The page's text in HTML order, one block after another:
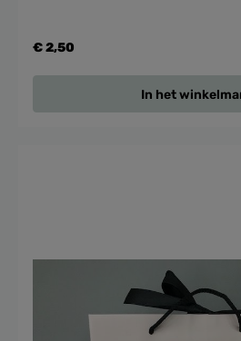
€ 2,50
In het